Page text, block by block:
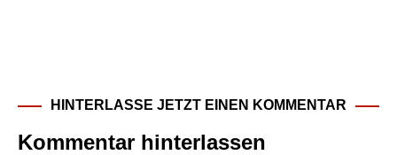
HINTERLASSE JETZT EINEN KOMMENTAR
Kommentar hinterlassen